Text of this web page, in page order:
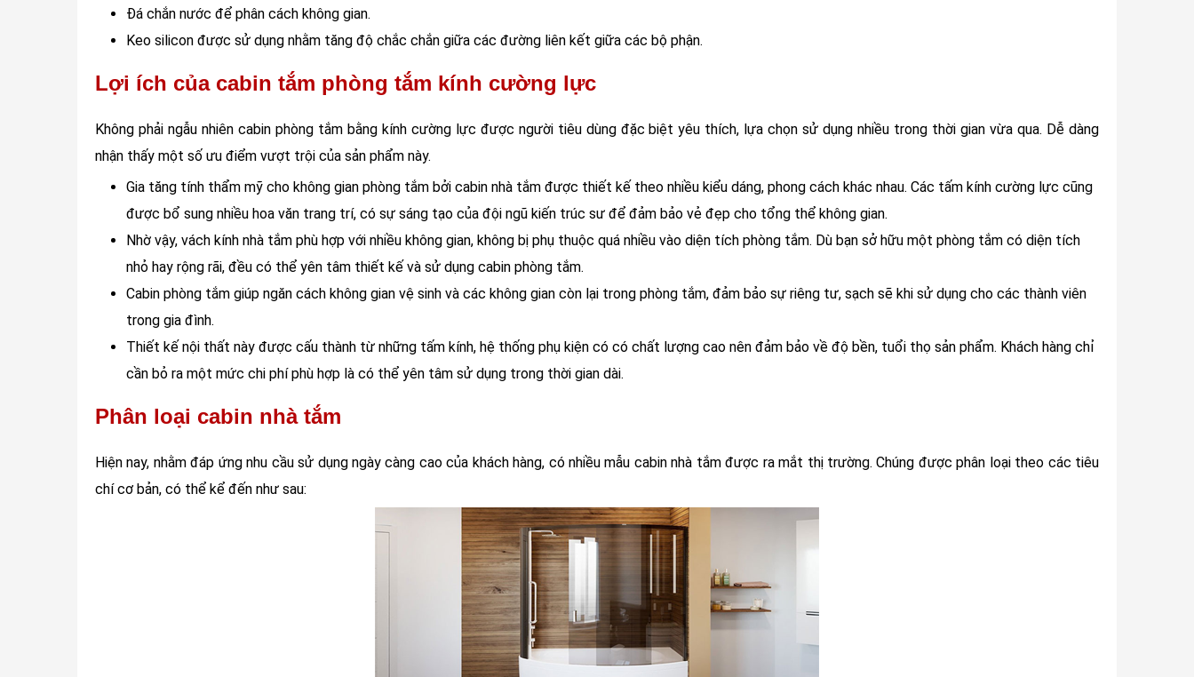
Đá chắn nước để phân cách không gian.
Keo silicon được sử dụng nhằm tăng độ chắc chắn giữa các đường liên kết giữa các bộ phận.
Lợi ích của cabin tắm phòng tắm kính cường lực
Không phải ngẫu nhiên cabin phòng tắm bằng kính cường lực được người tiêu dùng đặc biệt yêu thích, lựa chọn sử dụng nhiều trong thời gian vừa qua. Dễ dàng
nhận thấy một số ưu điểm vượt trội của sản phẩm này.
Gia tăng tính thẩm mỹ cho không gian phòng tắm bởi cabin nhà tắm được thiết kế theo nhiều kiểu dáng, phong cách khác nhau. Các tấm kính cường lực cũng
được bổ sung nhiều hoa văn trang trí, có sự sáng tạo của đội ngũ kiến trúc sư để đảm bảo vẻ đẹp cho tổng thể không gian.
Nhờ vậy, vách kính nhà tắm phù hợp với nhiều không gian, không bị phụ thuộc quá nhiều vào diện tích phòng tắm. Dù bạn sở hữu một phòng tắm có diện tích
nhỏ hay rộng rãi, đều có thể yên tâm thiết kế và sử dụng cabin phòng tắm.
Cabin phòng tắm giúp ngăn cách không gian vệ sinh và các không gian còn lại trong phòng tắm, đảm bảo sự riêng tư, sạch sẽ khi sử dụng cho các thành viên
trong gia đình.
Thiết kế nội thất này được cấu thành từ những tấm kính, hệ thống phụ kiện có có chất lượng cao nên đảm bảo về độ bền, tuổi thọ sản phẩm. Khách hàng chỉ
cần bỏ ra một mức chi phí phù hợp là có thể yên tâm sử dụng trong thời gian dài.
Phân loại cabin nhà tắm
Hiện nay, nhằm đáp ứng nhu cầu sử dụng ngày càng cao của khách hàng, có nhiều mẫu cabin nhà tắm được ra mắt thị trường. Chúng được phân loại theo các tiêu
chí cơ bản, có thể kể đến như sau: